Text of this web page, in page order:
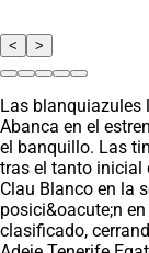
< >
Las blanquiazules
Abanca en el
el banquillo. Las
tras el tanto inicial
Clau Blanco en la
posici&oacute;n
clasificado,